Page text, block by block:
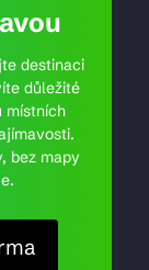
destinaci
důležité
místních
bez mapy